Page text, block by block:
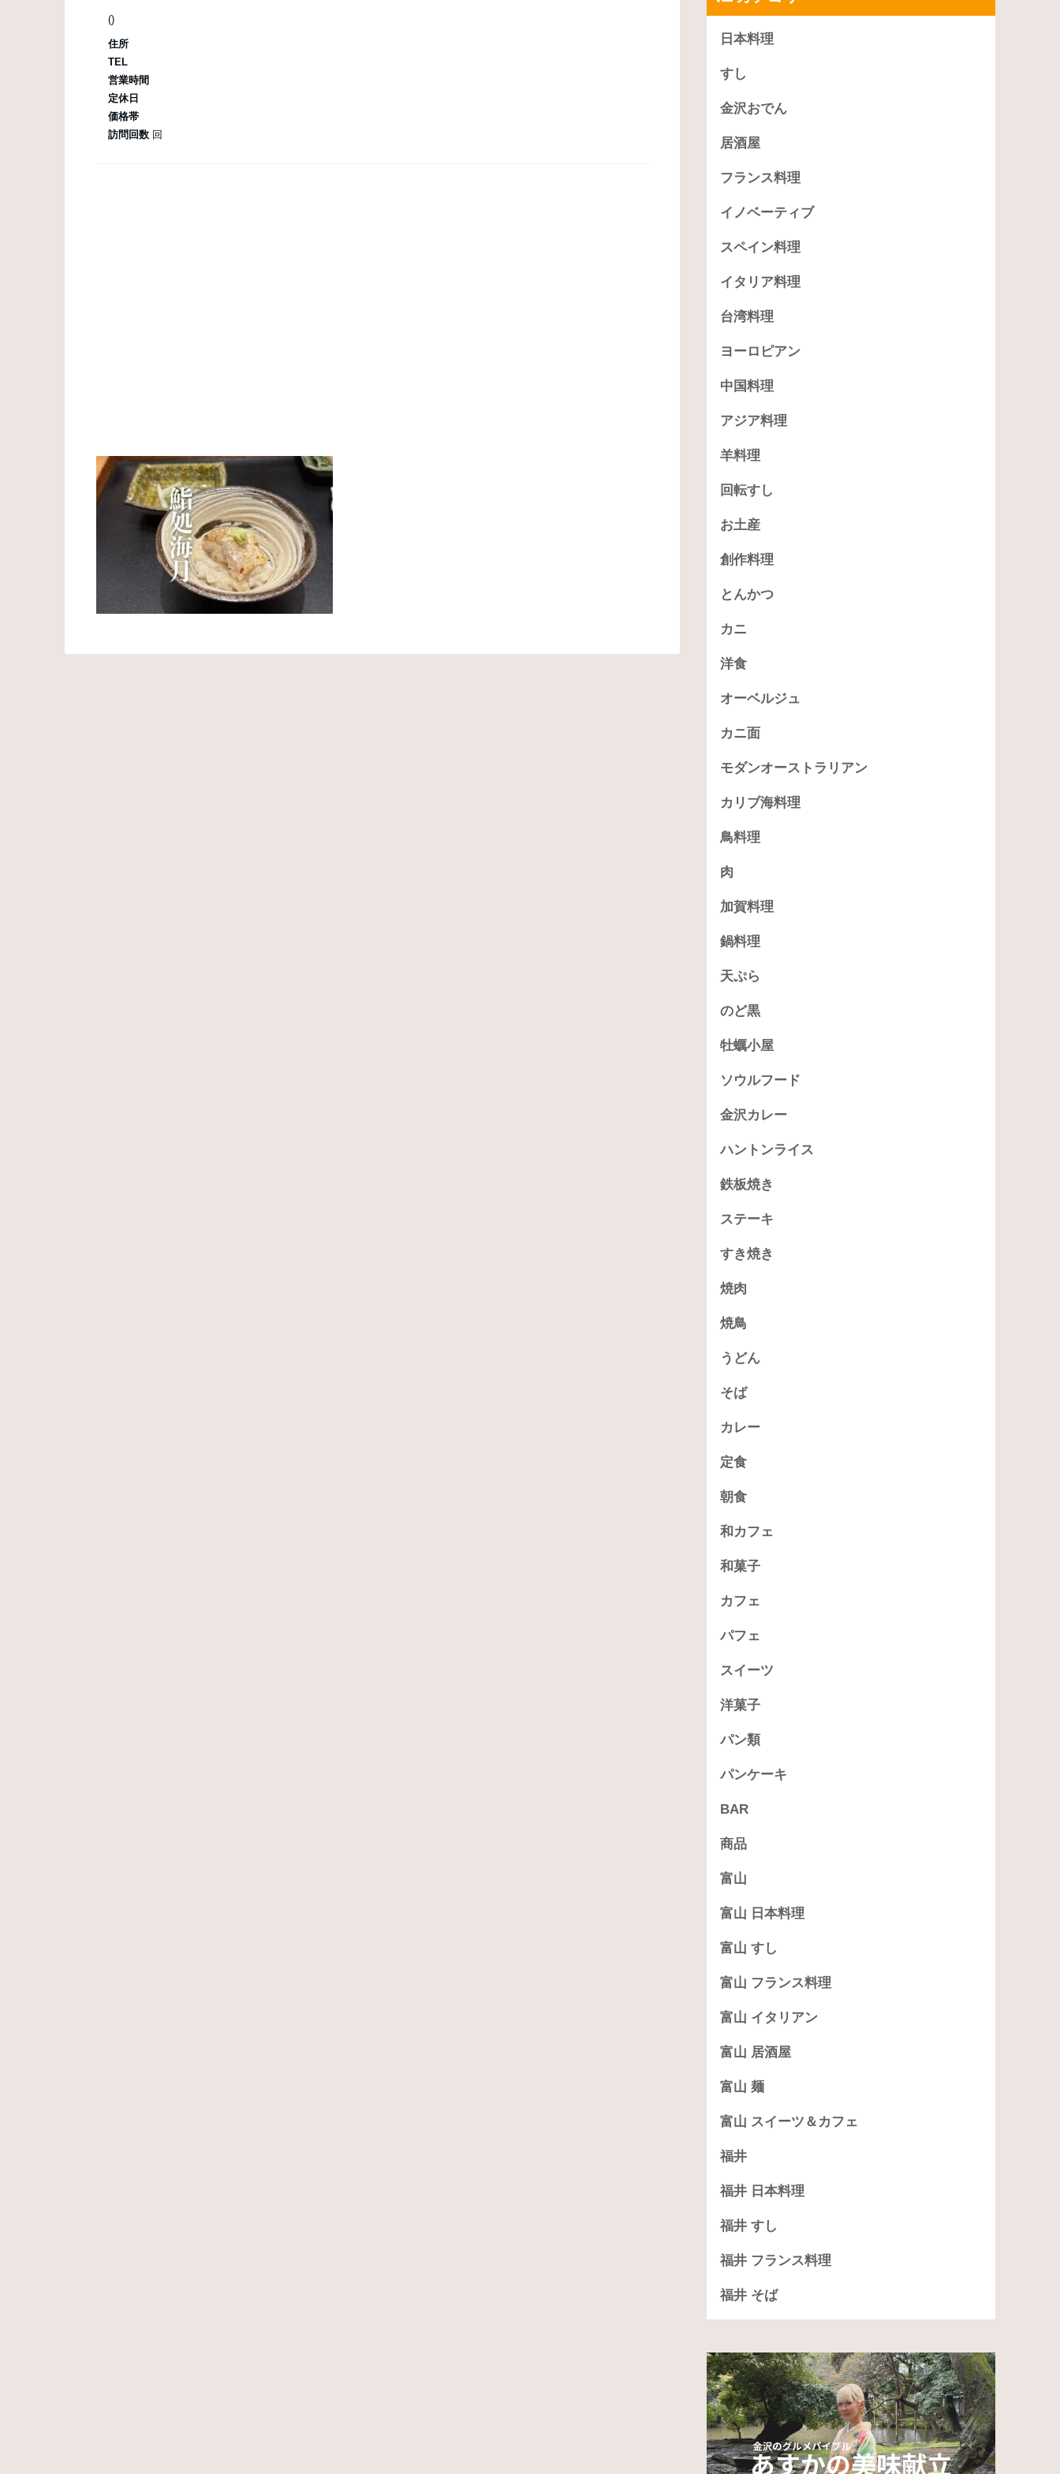
()
住所
TEL
営業時間
定休日
価格帯
訪問回数 回
日本料理
すし
金沢おでん
居酒屋
フランス料理
イノベーティブ
スペイン料理
イタリア料理
台湾料理
ヨーロピアン
中国料理
アジア料理
羊料理
回転すし
お土産
創作料理
とんかつ
カニ
洋食
オーベルジュ
カニ面
モダンオーストラリアン
カリブ海料理
鳥料理
肉
加賀料理
鍋料理
天ぷら
のど黒
牡蠣小屋
ソウルフード
金沢カレー
ハントンライス
鉄板焼き
ステーキ
すき焼き
焼肉
焼鳥
うどん
そば
カレー
定食
朝食
和カフェ
和菓子
カフェ
パフェ
スイーツ
洋菓子
パン類
パンケーキ
BAR
商品
富山
富山 日本料理
富山 すし
富山 フランス料理
富山 イタリアン
富山 居酒屋
富山 麺
富山 スイーツ＆カフェ
福井
福井 日本料理
福井 すし
福井 フランス料理
福井 そば